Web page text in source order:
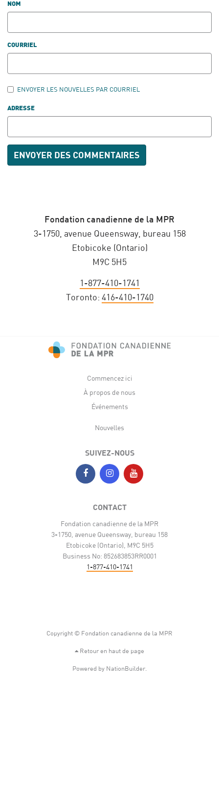
NOM
COURRIEL
ENVOYER LES NOUVELLES PAR COURRIEL
ADRESSE
Fondation canadienne de la MPR
3-1750, avenue Queensway, bureau 158
Etobicoke (Ontario)
M9C 5H5
1-877-410-1741
Toronto: 416-410-1740
Commencez ici
À propos de nous
Événements
Nouvelles
SUIVEZ-NOUS
CONTACT
Fondation canadienne de la MPR
3-1750, avenue Queensway, bureau 158
Etobicoke (Ontario), M9C 5H5
Business No: 852683853RR0001
1-877-410-1741
Copyright © Fondation canadienne de la MPR
Retour en haut de page
Powered by NationBuilder.